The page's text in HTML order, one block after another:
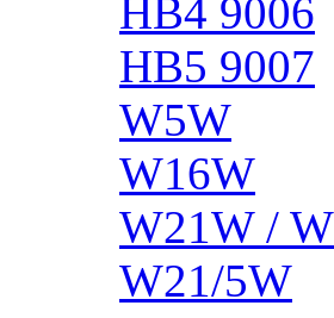
HB4 9006
HB5 9007
W5W
W16W
W21W /
W21/5W